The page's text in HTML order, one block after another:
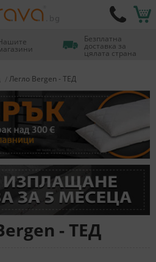
Безплатна
доставка за
цялата страна
Легло Bergen - ТЕД
- ТЕД